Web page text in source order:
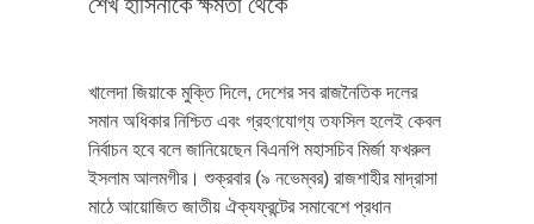
খালেদা জিয়াকে মুক্তি দিলে, দেশের সব রাজনৈতিক দলের
সমান অধিকার নিশ্চিত এবং গ্রহণযোগ্য তফসিল হলেই কেবল
নির্বাচন হবে বলে জানিয়েছেন বিএনপি মহাসচিব মির্জা ফখরুল
ইসলাম আলমগীর। শুক্রবার (৯ নভেম্বর) রাজশাহীর মাদ্রাসা
মাঠে আয়োজিত জাতীয় ঐক্যফ্রন্টের সমাবেশে প্রধান